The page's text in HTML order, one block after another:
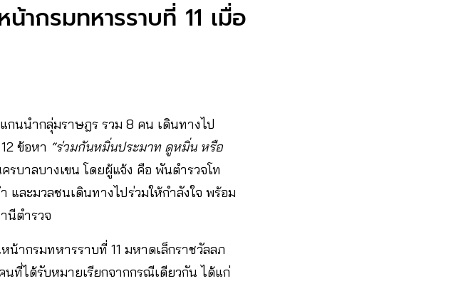
กรมทหารราบที่ 11 เมื่อ
กนนำกลุ่มราษฎร รวม 8 คน เดินทางไป
ข้อหา “ร่วมกันหมิ่นประมาท ดูหมิ่น หรือ
บาลบางเขน โดยผู้แจ้ง คือ พันตำรวจโท
ละมวลชนเดินทางไปร่วมให้กำลังใจ พร้อม
นีตำรวจ
ากรมทหารราบที่ 11 มหาดเล็กราชวัลลภ
ที่ได้รับหมายเรียกจากกรณีเดียวกัน ได้แก่